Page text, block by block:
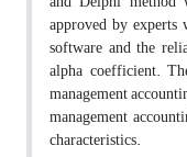
approved by
software and the
alpha coefficient.
management
management
characteristics.